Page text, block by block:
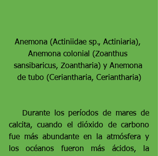
Anemona (Actiniidae sp., Actiniaria),
Anemona colonial (Zoanthus
sansibaricus, Zoantharia) y Anemona
de tubo (Ceriantharia, Ceriantharia)
calcita, cuando el dióxido de carbono
fue más abundante en la atmósfera y
los océanos fueron más ácidos, la